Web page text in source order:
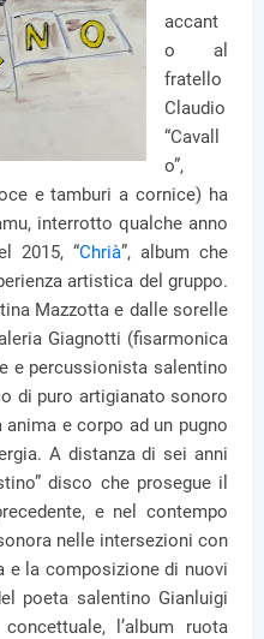
accant
o al
fratello
Claudio
“Cavall
o”,
e tamburi a cornice) ha
interrotto qualche anno
2015, “Chrià”, album che
artistica del gruppo.
Mazzotta e dalle sorelle
Giagnotti (fisarmonica
e percussionista salentino
di puro artigianato sonoro
e corpo ad un pugno
A distanza di sei anni
disco che prosegue il
e nel contempo
nelle intersezioni con
e la composizione di nuovi
poeta salentino Gianluigi
l’album ruota